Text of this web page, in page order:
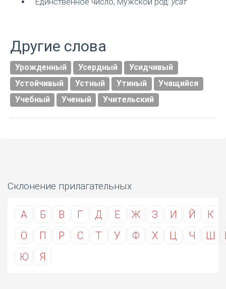
Другие слова
Урожденный Усердный
Усидчивый
Устойчивый
Устный Утиный
Учащийся
Учебный
Ученый Учительский
Склонение прилагательных
А Б В Г Д Е Ж З И Й К
О
П Р С Т У Ф Х Ц Ч Ш
Ю
Я